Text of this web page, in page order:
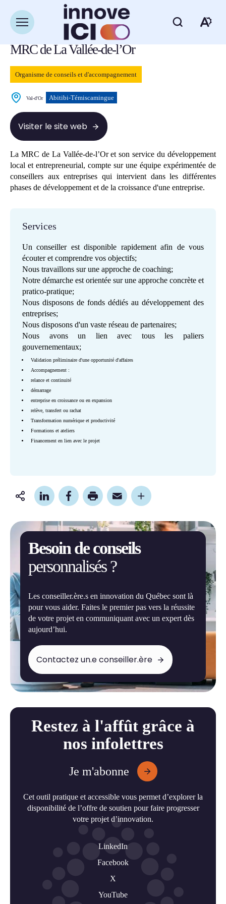
Ouvrir
la
du
site
Retour à la liste des ressources
MRC de La Vallée-de-l’Or
Organisme de conseils et d'accompagnement
Val-d'Or Abitibi-Témiscamingue
Visiter le site web
La MRC de La Vallée-de-l’Or et son service du développement
local et entrepreneurial, compte sur une équipe expérimentée de
conseillers aux entreprises qui intervient dans les différentes
phases de développement et de la croissance d'une entreprise.
Services
Un conseiller est disponible rapidement afin de vous
écouter et comprendre vos objectifs;
Nous travaillons sur une approche de coaching;
Notre démarche est orientée sur une approche concrète et
pratico-pratique;
Nous disposons de fonds dédiés au développement des
entreprises;
Nous disposons d'un vaste réseau de partenaires;
Nous avons un lien avec tous les paliers
gouvernementaux;
Validation préliminaire d'une opportunité d'affaires
Accompagnement :
relance et continuité
démarrage
entreprise en croissance ou en expansion
relève, transfert ou rachat
Transformation numérique et productivité
Formations et ateliers
Financement en lien avec le projet
Partager
page
Besoin de conseils
personnalisés ?
Les conseiller.ère.s en innovation du Québec sont là
pour vous aider. Faites le premier pas vers la réussite
de votre projet en communiquant avec un expert dès
aujourd’hui.
Contactez un.e conseiller.ère
Restez à l'affût grâce à
nos infolettres
Je m'abonne
Cet outil pratique et accessible vous permet d’explorer la
disponibilité de l’offre de soutien pour faire progresser
votre projet d’innovation.
LinkedIn
Facebook
X
YouTube